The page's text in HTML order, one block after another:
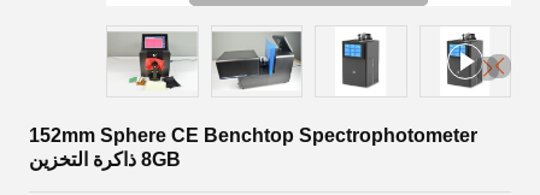
152mm Sphere CE Benchtop Spectrophotometer
8GB ذاكرة التخزين